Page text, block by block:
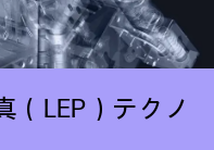
（LEP）テクノ